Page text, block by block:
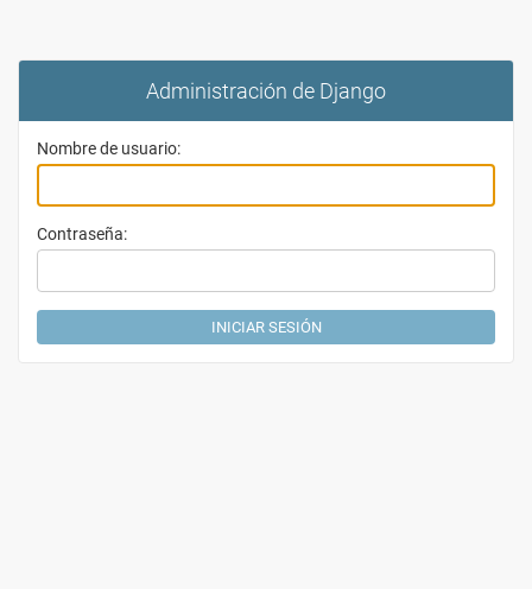
Administración de Django
Nombre de usuario:
Contraseña: